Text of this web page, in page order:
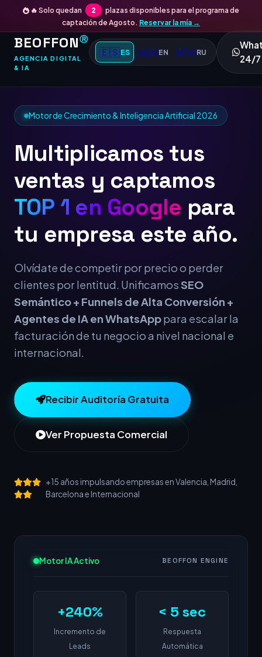
🔥 Solo quedan 2
plazas disponibles para el programa de
captación de Agosto. Reservar la mía →
BEOFFONⓇ
AGENCIA DIGITAL
& IA
🇪🇸ES 🇬🇧EN 🇷🇺RU
24/7
Motor de Crecimiento & Inteligencia Artificial 2026
Multiplicamos tus
ventas y captamos
TOP 1 en para tu
empresa este año.
Olvídate de competir por precio o perder
clientes por lentitud. UnificamosSEO
Semántico + Funnels de Alta Conversión +
Agentes de IA en WhatsApppara escalar la
facturación de tu negocio a nivel nacional e
internacional.
Recibir Auditoría Gratuita
Ver Propuesta Comercial
+15 años impulsando empresas en Valencia, Madrid,
Barcelona e Internacional
Motor IA Activo BEOFFON ENGINE
+240%
Incremento de
Leads
< 5 sec
Respuesta
Automática